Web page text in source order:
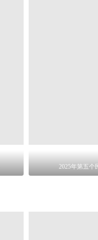
2025年第五个